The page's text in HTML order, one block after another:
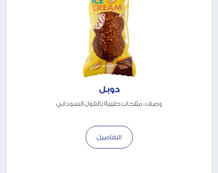
دوبل
وصف : مثلجات حليبية بالفول السوداني
التفاصيل